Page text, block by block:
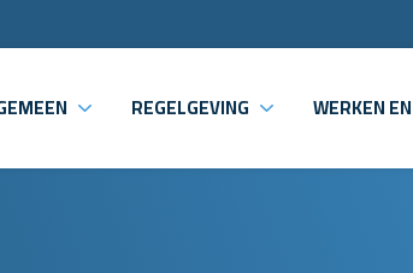
REGELGEVING WERKEN